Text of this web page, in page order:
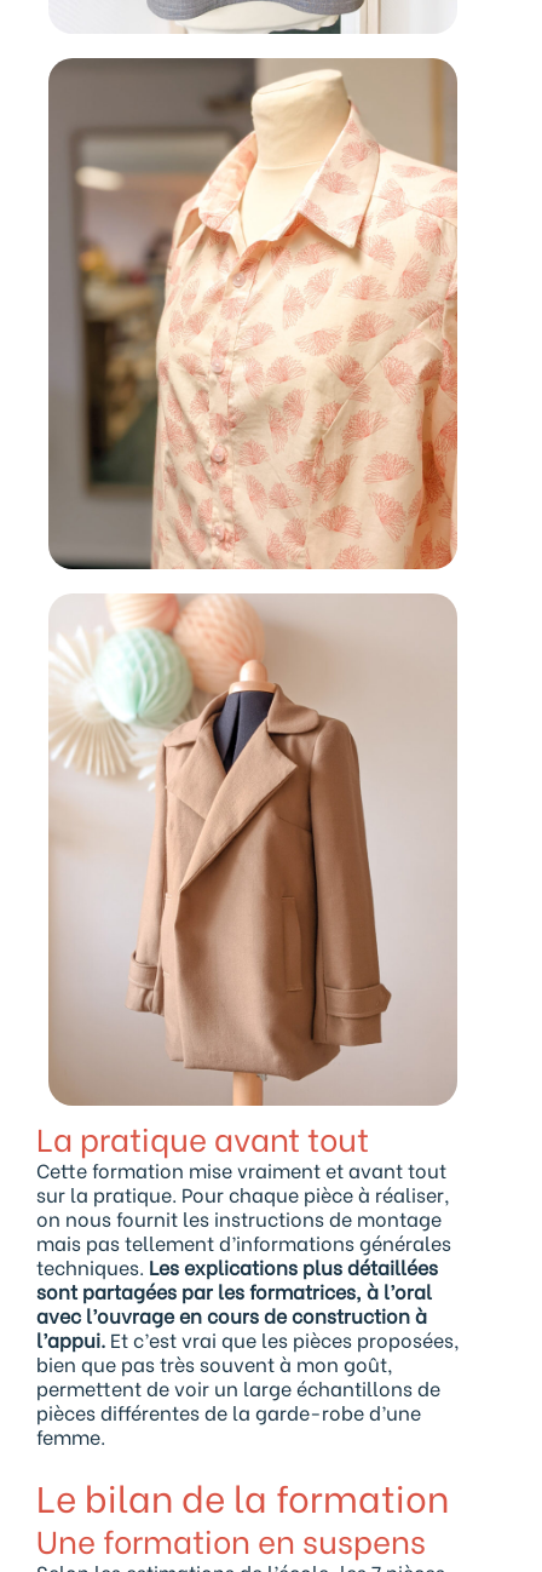
La pratique avant tout
Cette formation mise vraiment et avant tout
sur la pratique. Pour chaque pièce à réaliser,
on nous fournit les instructions de montage
mais pas tellement d’informations générales
techniques. Les explications plus détaillées
sont partagées par les formatrices, à l’oral
avec l’ouvrage en cours de construction à
l’appui. Et c’est vrai que les pièces proposées,
bien que pas très souvent à mon goût,
permettent de voir un large échantillons de
pièces différentes de la garde-robe d’une
femme.
Le bilan de la formation
Une formation en suspens